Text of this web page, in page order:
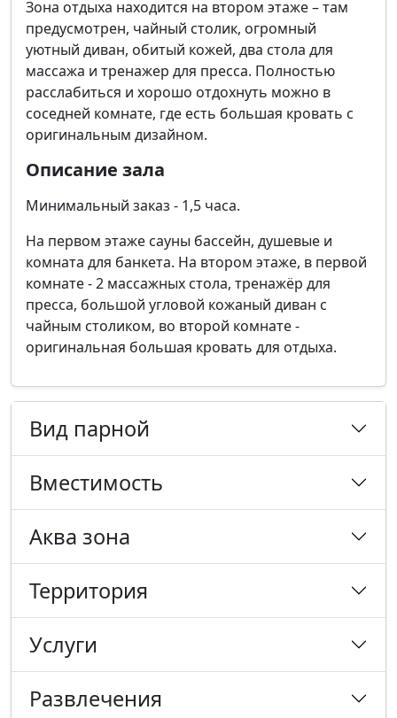
Зона отдыха находится на втором этаже – там
предусмотрен, чайный столик, огромный
уютный диван, обитый кожей, два стола для
массажа и тренажер для пресса. Полностью
расслабиться и хорошо отдохнуть можно в
соседней комнате, где есть большая кровать с
оригинальным дизайном.
Описание зала
Минимальный заказ - 1,5 часа.
На первом этаже сауны бассейн, душевые и
комната для банкета. На втором этаже, в первой
комнате - 2 массажных стола, тренажёр для
пресса, большой угловой кожаный диван с
чайным столиком, во второй комнате -
оригинальная большая кровать для отдыха.
Вид парной
Вместимость
Аква зона
Территория
Услуги
Развлечения